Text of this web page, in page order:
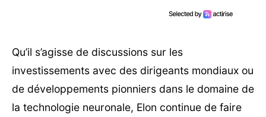
Qu’il s’agisse de discussions sur les
investissements avec des dirigeants mondiaux ou
de développements pionniers dans le domaine de
la technologie neuronale, Elon continue de faire